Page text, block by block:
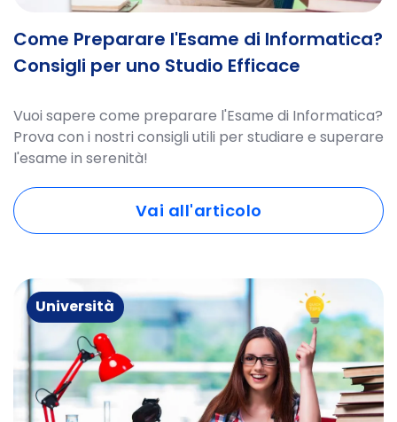
Come Preparare l'Esame di Informatica?
Consigli per uno Studio Efficace
Vuoi sapere come preparare l'Esame di Informatica?
Prova con i nostri consigli utili per studiare e superare
l'esame in serenità!
Vai all'articolo
Università